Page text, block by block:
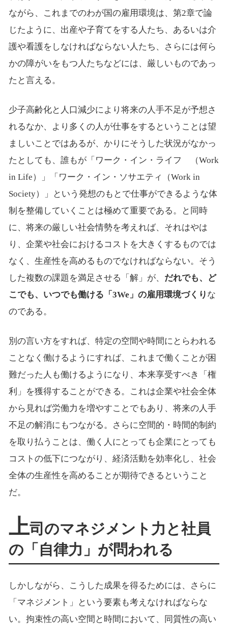
ながら、これまでのわが国の雇用環境は、第2章で論
じたように、出産や子育てをする人たち、あるいは介
護や看護をしなければならない人たち、さらには何ら
かの障がいをもつ人たちなどには、厳しいものであっ
たと言える。
少子高齢化と人口減少により将来の人手不足が予想さ
れるなか、より多くの人が仕事をするということは望
ましいことではあるが、かりにそうした状況がなかっ
たとしても、誰もが「ワーク・イン・ライフ （Work
in Life）」「ワーク・イン・ソサエティ（Work in
Society）」という発想のもとで仕事ができるような体
制を整備していくことは極めて重要である。と同時
に、将来の厳しい社会情勢を考えれば、それはやは
り、企業や社会におけるコストを大きくするものでは
なく、生産性を高めるものでなければならない。そう
した複数の課題を満足させる「解」が、 だれでも、ど
こでも、いつでも働ける「3We」の雇用環境づくり な
のである。
別の言い方をすれば、特定の空間や時間にとらわれる
ことなく働けるようにすれば、これまで働くことが困
難だった人も働けるようになり、本来享受すべき「権
利」を獲得することができる。これは企業や社会全体
から見れば労働力を増やすことでもあり、将来の人手
不足の解消にもつながる。さらに空間的・時間的制約
を取り払うことは、働く人にとっても企業にとっても
コストの低下につながり、経済活動を効率化し、社会
全体の生産性を高めることが期待できるということ
だ。
上司のマネジメント力と社員
の「自律力」が問われる
しかしながら、こうした成果を得るためには、さらに
「マネジメント」という要素も考えなければならな
い。拘束性の高い空間と時間において、同質性の高い